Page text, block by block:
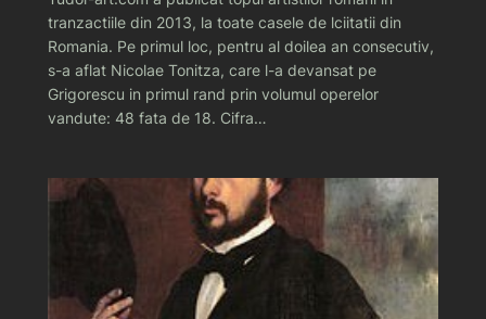
tranzactiile din 2013, la toate casele de lciitatii din
Romania. Pe primul loc, pentru al doilea an consecutiv,
s-a aflat Nicolae Tonitza, care l-a devansat pe
Grigorescu in primul rand prin volumul operelor
vandute: 48 fata de 18. Cifra…